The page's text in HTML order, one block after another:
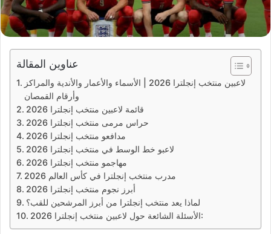
عناوين المقالة
لاعبين منتخب إنجلترا 2026 | الأسماء والأعمار والأندية والمراكز
وأرقام القمصان
قائمة لاعبين منتخب إنجلترا 2026
حراس مرمى منتخب إنجلترا 2026
مدافعو منتخب إنجلترا 2026
لاعبو خط الوسط في منتخب إنجلترا 2026
مهاجمو منتخب إنجلترا 2026
مدرب منتخب إنجلترا في كأس العالم 2026
أبرز نجوم منتخب إنجلترا 2026
لماذا يعد منتخب إنجلترا من أبرز المرشحين للقب؟
الأسئلة الشائعة حول لاعبين منتخب إنجلترا 2026: